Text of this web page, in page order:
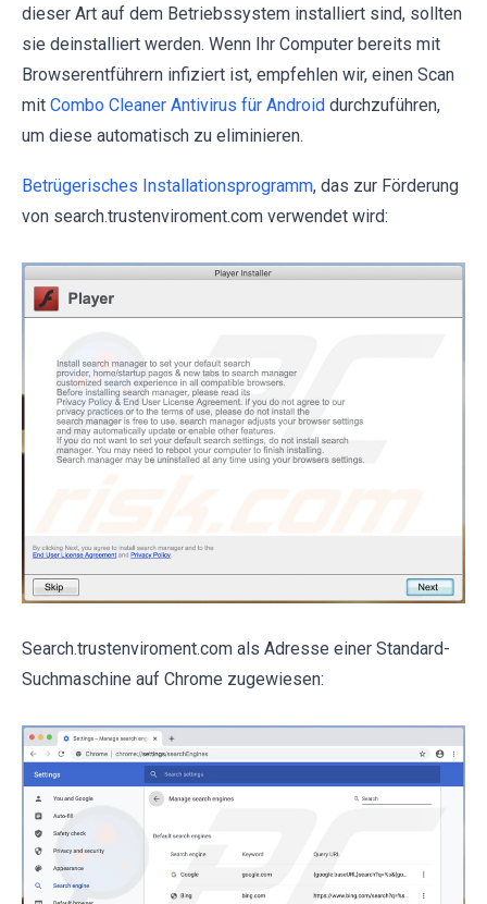
dieser Art auf dem Betriebssystem installiert sind, sollten
sie deinstalliert werden. Wenn Ihr Computer bereits mit
Browserentführern infiziert ist, empfehlen wir, einen Scan
mit Combo Cleaner Antivirus für Android durchzuführen,
um diese automatisch zu eliminieren.
Betrügerisches Installationsprogramm, das zur Förderung
von search.trustenviroment.com verwendet wird:
Search.trustenviroment.com als Adresse einer Standard-
Suchmaschine auf Chrome zugewiesen: